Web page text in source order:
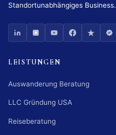
Standortunabhängiges Business.
LEISTUNGEN
Auswanderung Beratung
LLC Gründung USA
Reiseberatung